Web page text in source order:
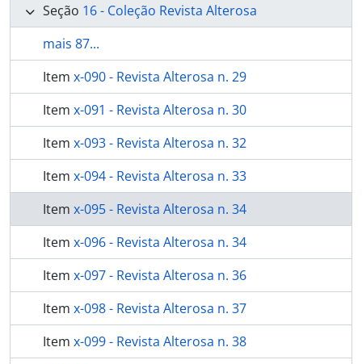
Seção 16 - Coleção Revista Alterosa
mais 87...
Item x-090 - Revista Alterosa n. 29
Item x-091 - Revista Alterosa n. 30
Item x-093 - Revista Alterosa n. 32
Item x-094 - Revista Alterosa n. 33
Item x-095 - Revista Alterosa n. 34
Item x-096 - Revista Alterosa n. 34
Item x-097 - Revista Alterosa n. 36
Item x-098 - Revista Alterosa n. 37
Item x-099 - Revista Alterosa n. 38